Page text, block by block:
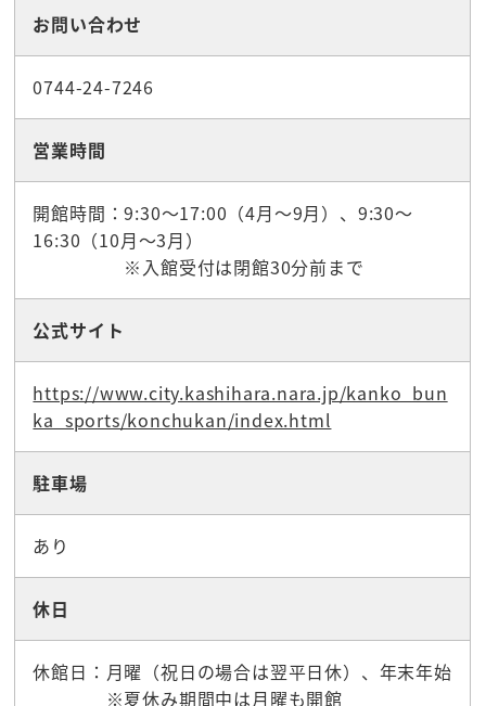
お問い合わせ
0744-24-7246
営業時間
開館時間：9:30～17:00（4月～9月）、9:30～
16:30（10月～3月）
※入館受付は閉館30分前まで
公式サイト
https://www.city.kashihara.nara.jp/kanko_bun
ka_sports/konchukan/index.html
駐車場
あり
休日
休館日：月曜（祝日の場合は翌平日休）、年末年始
※夏休み期間中は月曜も開館